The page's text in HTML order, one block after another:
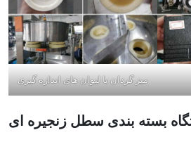
میز گردان با لیوان های اندازه گیری